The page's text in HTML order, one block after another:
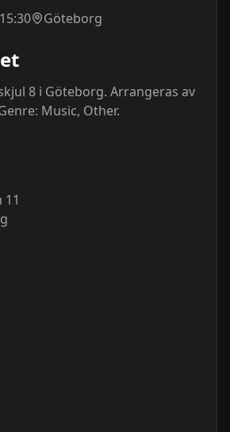
15:30 Göteborg
8 i Göteborg. Arrangeras av
Music, Other.